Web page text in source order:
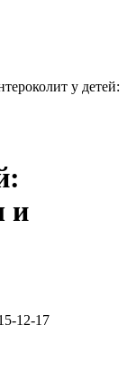
у детей:
и
12-17